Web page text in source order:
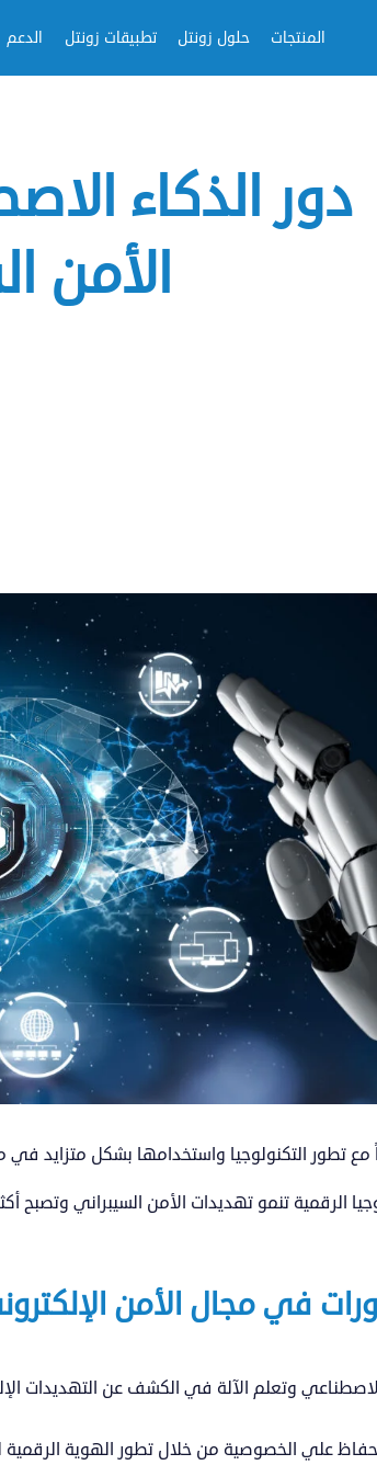
المنتجات حلول زونتل تطبيقات زونتل الدعم
دور الذكاء
الأمن
مع تطور التكنولوجيا واستخدامها بشكل متزايد
الرقمية تنمو تهديدات الأمن السيبراني وتصبح
في مجال الأمن
وتعلم الآلة في الكشف عن التهديدات
علي الخصوصية من خلال تطور الهوية الرقمية